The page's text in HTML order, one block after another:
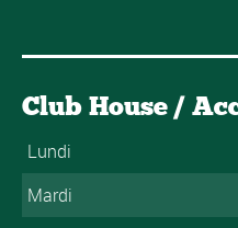
Club House /
Lundi
Mardi